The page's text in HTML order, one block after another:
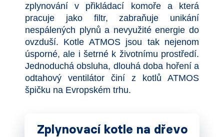
zplynování v přikládací komoře a která
pracuje jako filtr, zabraňuje unikání
nespálených plynů a nevyužité energie do
ovzduší. Kotle ATMOS jsou tak nejenom
úsporné, ale i šetrné k životnímu prostředí.
Jednoduchá obsluha, dlouhá doba hoření a
odtahový ventilátor činí z kotlů ATMOS
špičku na Evropském trhu.
Zplynovací kotle na dřevo